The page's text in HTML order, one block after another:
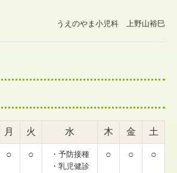
うえのやま小児科 上野山裕巳
月 火 水 木 金 土
○ ○
・予防接種
・乳児健診
○ ○ ○